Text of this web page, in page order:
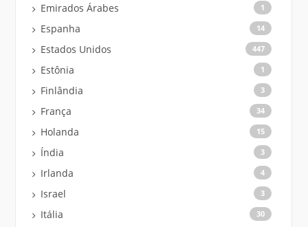
Emirados Árabes 1
Espanha 14
Estados Unidos 447
Estônia 1
Finlândia 3
França 34
Holanda 15
Índia 3
Irlanda 4
Israel 3
Itália 30